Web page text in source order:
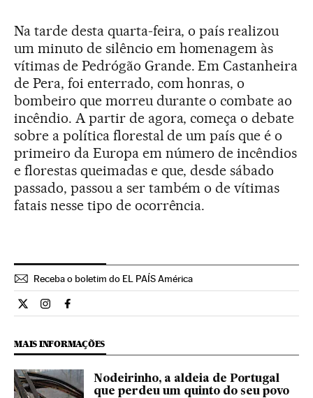
Na tarde desta quarta-feira, o país realizou
um minuto de silêncio em homenagem às
vítimas de Pedrógão Grande. Em Castanheira
de Pera, foi enterrado, com honras, o
bombeiro que morreu durante o combate ao
incêndio. A partir de agora, começa o debate
sobre a política florestal de um país que é o
primeiro da Europa em número de incêndios
e florestas queimadas e que, desde sábado
passado, passou a ser também o de vítimas
fatais nesse tipo de ocorrência.
Receba o boletim do EL PAÍS América
Internacional El País Brasil en Twitter
Internacional El País Brasil en Instagram
Internacional El País Brasil en Facebook
MAIS INFORMAÇÕES
Nodeirinho, a aldeia de Portugal
que perdeu um quinto do seu povo